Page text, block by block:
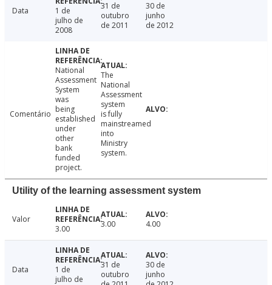
Data
1 de
julho de
2008
31 de
outubro
de 2011
30 de
junho
de 2012
Comentário
National
Assessment
System
was
being
established
under
other
bank
funded
project.
The
National
Assessment
system
is fully
mainstreamed
into
Ministry
system.
Utility of the learning assessment system
Valor
3.00
3.00 4.00
Data
1 de
julho de
31 de
outubro
30 de
junho